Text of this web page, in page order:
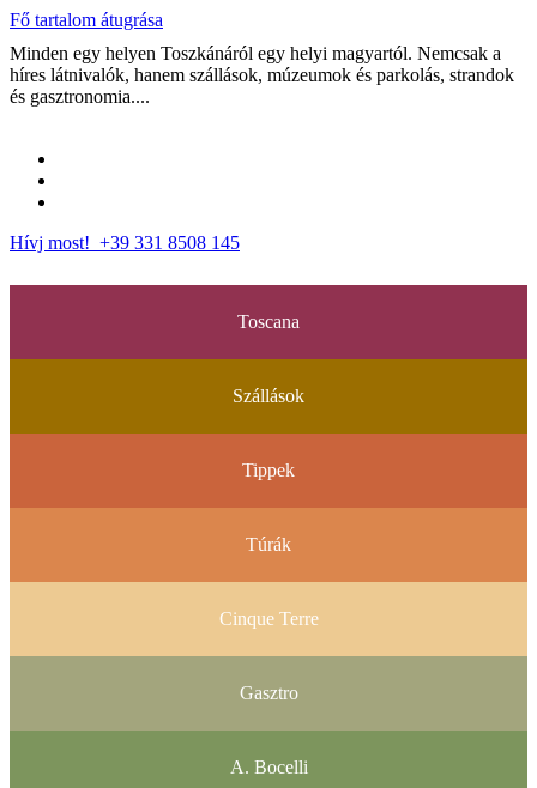
Fő tartalom átugrása
Minden egy helyen Toszkánáról egy helyi magyartól. Nemcsak a
híres látnivalók, hanem szállások, múzeumok és parkolás, strandok
és gasztronomia....
Hívj most! +39 331 8508 145
Toscana
Szállások
Tippek
Túrák
Cinque Terre
Gasztro
A. Bocelli